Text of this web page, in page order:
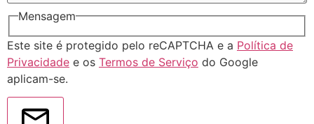
Mensagem
Este site é protegido pelo reCAPTCHA e a Política de
Privacidade e os Termos de Serviço do Google
aplicam-se.